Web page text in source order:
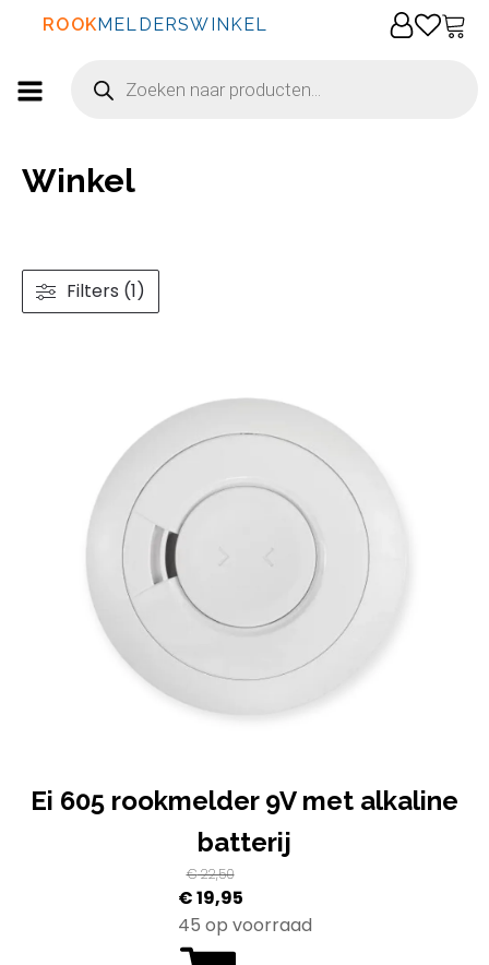
ROOKMELDERSWINKEL
Producten
zoeken
Winkel
Filters (1)
Ei 605 rookmelder 9V met alkaline
batterij
€22,50
Oorspronkelijke
prijs
was:
€19,95Huidige
prijs
45 op voorraad